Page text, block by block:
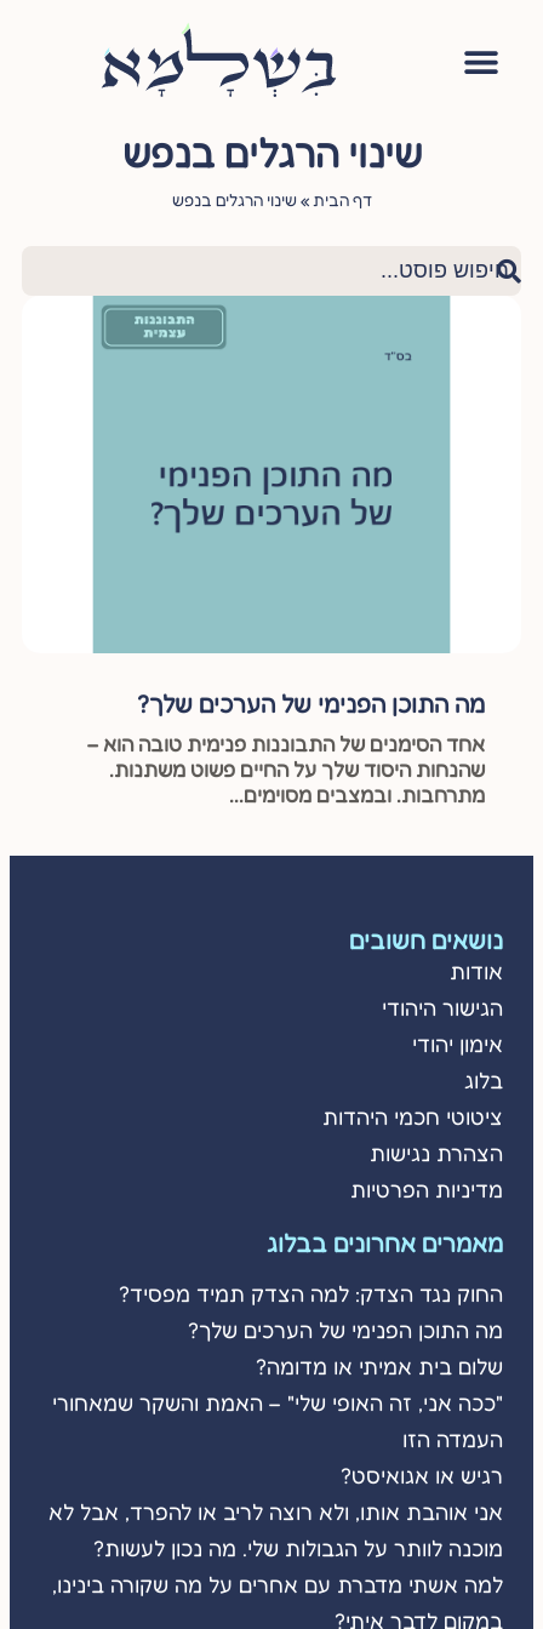
שינוי הרגלים בנפש
דף הבית »שינוי הרגלים בנפש
מה התוכן הפנימי של הערכים שלך?
אחד הסימנים של התבוננות פנימית טובה הוא –
שהנחות היסוד שלך על החיים פשוט משתנות.
מתרחבות. ובמצבים מסוימים...
נושאים חשובים
אודות
הגישור היהודי
אימון יהודי
בלוג
ציטוטי חכמי היהדות
הצהרת נגישות
מדיניות הפרטיות
מאמרים אחרונים בבלוג
החוק נגד הצדק: למה הצדק תמיד מפסיד?
מה התוכן הפנימי של הערכים שלך?
שלום בית אמיתי או מדומה?
"ככה אני, זה האופי שלי" – האמת והשקר שמאחורי
העמדה הזו
רגיש או אגואיסט?
אני אוהבת אותו, ולא רוצה לריב או להפרד, אבל לא
מוכנה לוותר על הגבולות שלי. מה נכון לעשות?
למה אשתי מדברת עם אחרים על מה שקורה בינינו,
במקום לדבר איתי?